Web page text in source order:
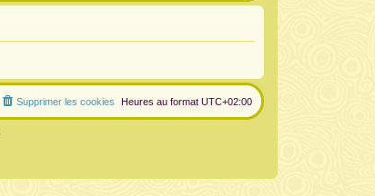
Heures au format UTC+02:00
Supprimer les cookies